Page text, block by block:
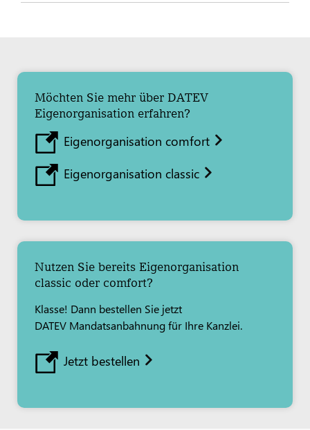
Möchten Sie mehr über DATEV
Eigenorganisation erfahren?
Eigenorganisation comfort
Eigenorganisation classic
Nutzen Sie bereits Eigenorganisation
classic oder comfort?
Klasse! Dann bestellen Sie jetzt
DATEV Mandatsanbahnung für Ihre Kanzlei.
Jetzt bestellen